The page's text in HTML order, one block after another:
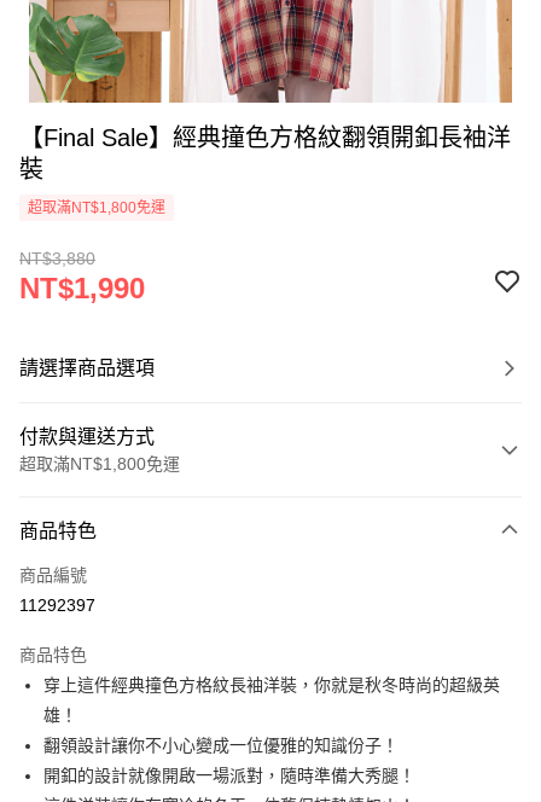
【Final Sale】經典撞色方格紋翻領開釦長袖洋
裝
超取滿NT$1,800免運
NT$3,880
NT$1,990
請選擇商品選項
付款與運送方式
超取滿NT$1,800免運
信用卡一次付款
超商取貨付款
Apple Pay
悠遊付
Google Pay
商品特色
商品編號
11292397
商品特色
穿上這件經典撞色方格紋長袖洋裝，你就是秋冬時尚的超級英
雄！
翻領設計讓你不小心變成一位優雅的知識份子！
開釦的設計就像開啟一場派對，隨時準備大秀腿！